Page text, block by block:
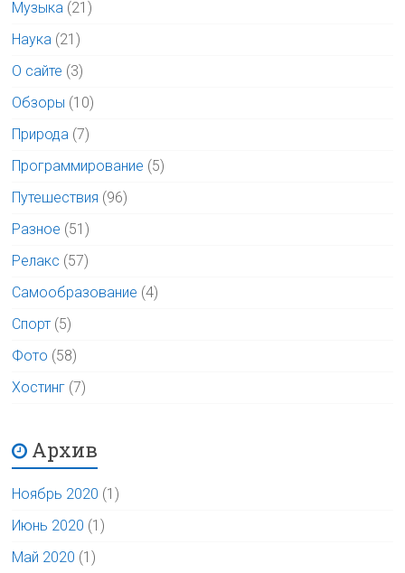
Музыка (21)
Наука (21)
О сайте (3)
Обзоры (10)
Природа (7)
Программирование (5)
Путешествия (96)
Разное (51)
Релакс (57)
Самообразование (4)
Спорт (5)
Фото (58)
Хостинг (7)
Архив
Ноябрь 2020 (1)
Июнь 2020 (1)
Май 2020 (1)